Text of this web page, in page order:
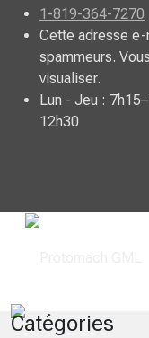
1-819-364-7270
Cette adresse
spammeurs.
visualiser.
Lun - Jeu :
12h30
Catégories